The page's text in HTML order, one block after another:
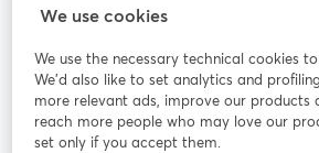
StreamYard für
Mitmachen
Webinar Facebook
wird
We use cookies
We use the necessary technical cookies
We'd also like to set analytics and
more relevant ads, improve our products
reach more people who may love our
set only if you accept them.